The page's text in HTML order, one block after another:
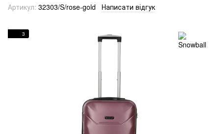
Артикул: 32303/S/rose-gold Написати відгук
3